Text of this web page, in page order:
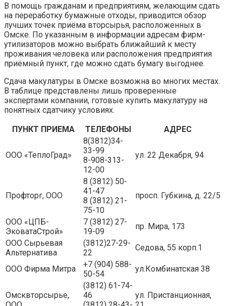
В помощь гражданам и предприятиям, желающим сдать
на переработку бумажные отходы, приводится обзор
лучших точек приёма вторсырья, расположенных в
Омске. По указанным в информации адресам фирм-
утилизаторов можно выбрать ближайший к месту
проживания человека или расположения предприятия
приёмный пункт, где можно сдать бумагу выгоднее.
Сдача макулатуры в Омске возможна во многих местах.
В таблице представлены лишь проверенные
экспертами компании, готовые купить макулатуру на
понятных сдатчику условиях.
ПУНКТ ПРИЕМА
ТЕЛЕФОНЫ АДРЕС
ООО «ТеплоГрад»
8(3812)34-
33-99
8-908-313-
12-00
ул. 22 Декабря, 94
Профторг, ООО
8 (3812) 50-
41-47
8 (3812) 21-
75-10
просп. Губкина, д. 22/5
ООО «ЦПБ-
ЭковатаСтрой»
7 (3812) 27-
19-09
пр. Мира, 173
ООО Сырьевая
Альтернатива
(3812)27-29-
22
Седова, 55 корп.1
ООО Фирма Митра
+7 (904) 588-
50-54
ул.Комбинатская 38
Омсквторсырье,
(3812) 61-74-
46
ул. Пристанционная,